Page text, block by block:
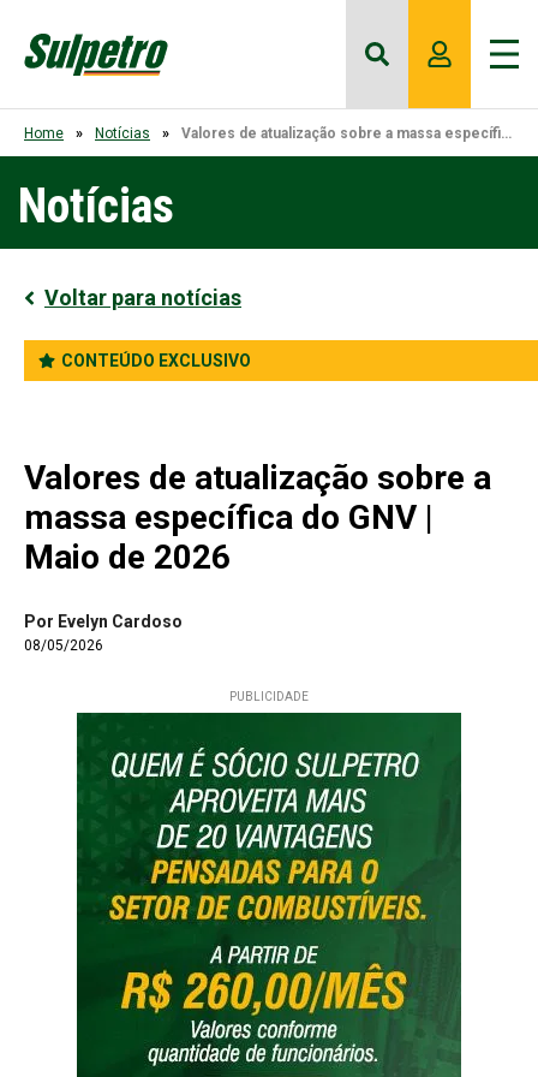
Home Notícias Valores de atualização sobre a massa específica do GNV | Maio de 2026
Notícias
Voltar para notícias
CONTEÚDO EXCLUSIVO
Valores de atualização sobre a
massa específica do GNV |
Maio de 2026
Por Evelyn Cardoso
08/05/2026
PUBLICIDADE